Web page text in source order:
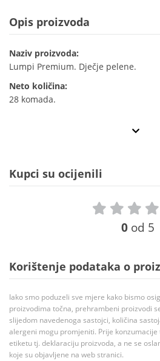
Opis proizvoda
Naziv proizvoda:
Lumpi Premium. Dječje pelene.
Neto količina:
28 komada.
Kupci su ocijenili
0 od 5
Korištenje podataka o
Iako smo poduzeli sve mjere kako bismo
proizvodima točna, prehrambeni proizvodi
slijedom navedenoga sastojci, količina
alergeni mogu promjeniti. Prije
etiketu tj. deklaraciju proizvoda, a ne se
koje su objavljene na web stranici.